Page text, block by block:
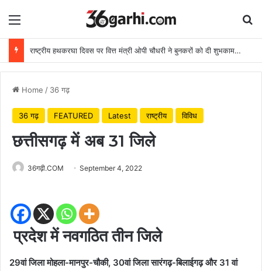
Menu
राष्ट्रीय हथकरघा दिवस पर वित्त मंत्री ओपी चौधरी ने बुनकरों को दी शुभकामनाएं
Home / 36 गढ़
36 गढ़ FEATURED Latest राष्ट्रीय विविध
छत्तीसगढ़ में अब 31 जिले
36गढ़ी.COM September 4, 2022
प्रदेश में नवगठित तीन जिले
29वां जिला मोहला-मानपुर-चौकी, 30वां जिला सारंगढ़-बिलाईगढ़ और 31 वां